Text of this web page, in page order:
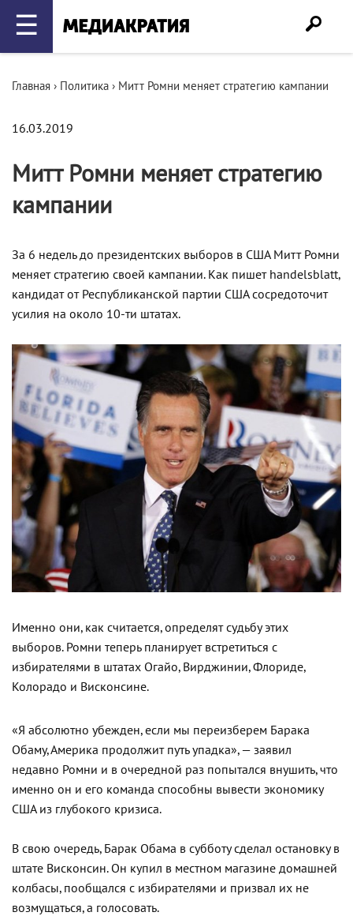
☰
Главная › Политика › Митт Ромни меняет стратегию кампании
16.03.2019
Митт Ромни меняет стратегию
кампании
За 6 недель до президентских выборов в США Митт Ромни
меняет стратегию своей кампании. Как пишет handelsblatt,
кандидат от Республиканской партии США сосредоточит
усилия на около 10-ти штатах.
Именно они, как считается, определят судьбу этих
выборов. Ромни теперь планирует встретиться с
избирателями в штатах Огайо, Вирджинии, Флориде,
Колорадо и Висконсине.
«Я абсолютно убежден, если мы переизберем Барака
Обаму, Америка продолжит путь упадка», — заявил
недавно Ромни и в очередной раз попытался внушить, что
именно он и его команда способны вывести экономику
США из глубокого кризиса.
В свою очередь, Барак Обама в субботу сделал остановку в
штате Висконсин. Он купил в местном магазине домашней
колбасы, пообщался с избирателями и призвал их не
возмущаться, а голосовать.